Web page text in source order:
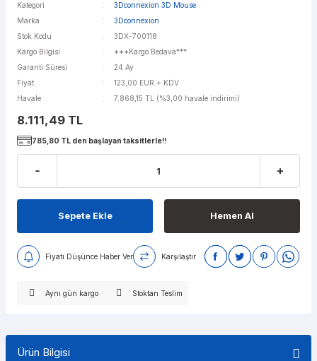
Kategori
3Dconnexion 3D Mouse
Marka
3Dconnexion
Stok Kodu
3DX-700118
Kargo Bilgisi
***Kargo Bedava***
Garanti Süresi
24 Ay
Fiyat
123,00 EUR + KDV
Havale
7.868,15 TL (%3,00 havale indirimi)
8.111,49 TL
785,80 TL den başlayan taksitlerle!!
Sepete Ekle Hemen Al
Fiyatı Düşünce Haber Ver Karşılaştır
Aynı gün kargo Stoktan Teslim
Ürün Bilgisi